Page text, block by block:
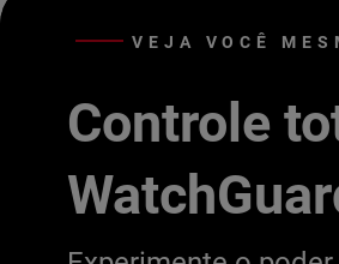
VEJA VOCÊ
Controle